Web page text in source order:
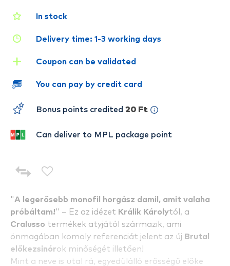
"A legerősebb monofil horgász damil, amit valaha
próbáltam!" – Ez az idézet Králik Károlytól, a
Cralusso termékek atyjától származik, ami
önmagában komoly referenciát jelent az új Brutal
előkezsinórok minőségét illetően!
Mint a neve is utal rá, egyedülálló erősségű előke
In stock
Delivery time: 1-3 working days
Coupon can be validated
You can pay by credit card
Bonus points credited 20 Ft
Can deliver to MPL package point